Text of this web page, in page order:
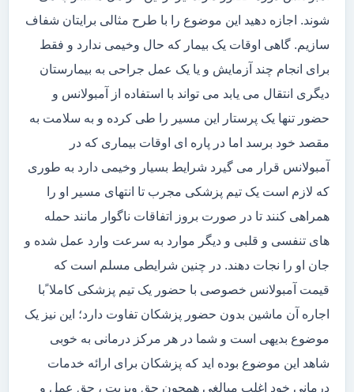
شوند. اجازه دهید این موضوع را با طرح مثالی برایتان شفاف
سازیم. گاهی اوقات یک بیمار که حال وخیمی ندارد و فقط
برای انجام چند آزمایش و یا یک عمل جراحی به بیمارستان
دیگری انتقال می یابد می تواند با استفاده از آمبولانس و
حضور تنها یک پرستار این مسیر را طی کرده و به سلامت به
مقصد خود برسد اما در پاره ای اوقات بیماری که در
آمبولانس قرار می گیرد شرایط بسیار وخیمی دارد به طوری
که لازم است یک تیم پزشکی مجرب تا انتهای مسیر او را
همراهی کنند تا در صورت بروز اتفاقات ناگوار مانند حمله
های تنفسی و قلبی و دیگر موارد به سرعت وارد عمل شده و
جان او را نجات دهند. در چنین شرایطی مسلم است که
قیمت آمبولانس خصوصی با حضور یک تیم پزشکی کاملا ًبا
اجاره آن ماشین بدون حضور پزشکان تفاوت دارد؛ این نیز یک
موضوع بدیهی است و شما در هر مرکز درمانی به خوبی
شاهد این موضوع بوده اید که پزشکان برای ارائه خدمات
درمانی خود اغلب مبالغی همچون حق ویزیت ، حق عمل و